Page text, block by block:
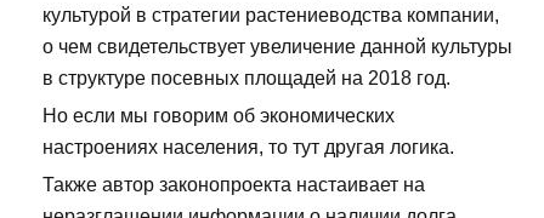
культурой в стратегии растениеводства компании,
о чем свидетельствует увеличение данной культуры
в структуре посевных площадей на 2018 год.
Но если мы говорим об экономических
настроениях населения, то тут другая логика.
Также автор законопроекта настаивает на